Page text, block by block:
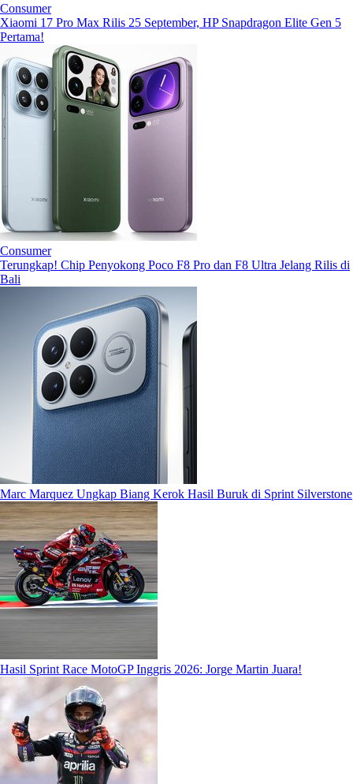
Consumer
Xiaomi 17 Pro Max Rilis 25 September, HP Snapdragon Elite Gen 5
Pertama!
Consumer
Terungkap! Chip Penyokong Poco F8 Pro dan F8 Ultra Jelang Rilis di
Bali
Marc Marquez Ungkap Biang Kerok Hasil Buruk di Sprint Silverstone
Hasil Sprint Race MotoGP Inggris 2026: Jorge Martin Juara!